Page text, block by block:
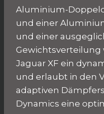
Aluminium-
und einer
und einer
Gewichtsverteilung
Jaguar XF ein
und erlaubt in den
adaptiven
Dynamics eine